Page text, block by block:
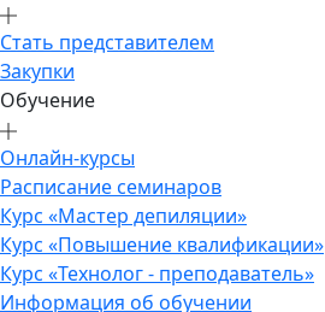
Стать представителем
Закупки
Обучение
Онлайн-курсы
Расписание семинаров
Курс «Мастер депиляции»
Курс «Повышение квалификации»
Курс «Технолог - преподаватель»
Информация об обучении